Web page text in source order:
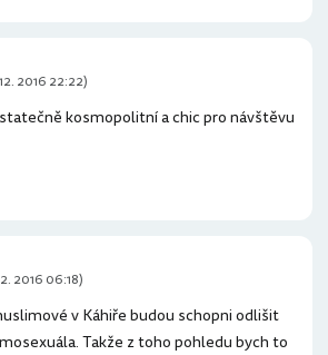
kosmopolitní a chic pro návštěvu
2016 22:22)
v Káhiře budou schopni odlišit
Takže z toho pohledu bych to
2016 06:18)